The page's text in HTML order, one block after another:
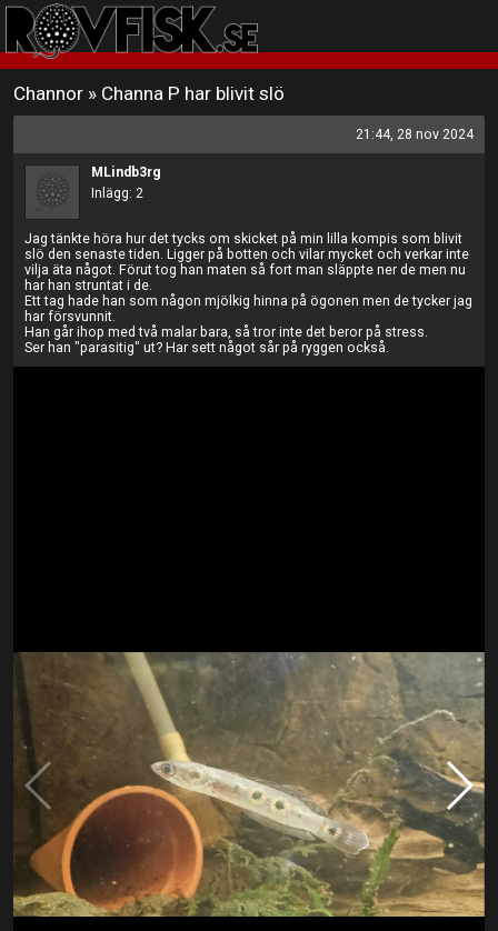
Channor » Channa P har blivit slö
21:44, 28 nov 2024
MLindb3rg
Inlägg: 2
Jag tänkte höra hur det tycks om skicket på min lilla kompis som blivit
slö den senaste tiden. Ligger på botten och vilar mycket och verkar inte
vilja äta något. Förut tog han maten så fort man släppte ner de men nu
har han struntat i de.
Ett tag hade han som någon mjölkig hinna på ögonen men de tycker jag
har försvunnit.
Han går ihop med två malar bara, så tror inte det beror på stress.
Ser han "parasitig" ut? Har sett något sår på ryggen också.